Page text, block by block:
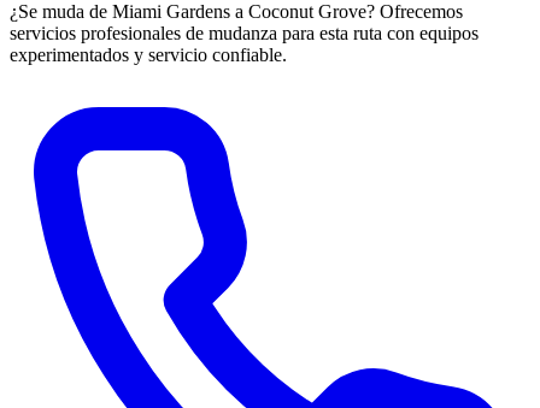
¿Se muda de Miami Gardens a Coconut Grove? Ofrecemos
servicios profesionales de mudanza para esta ruta con equipos
experimentados y servicio confiable.